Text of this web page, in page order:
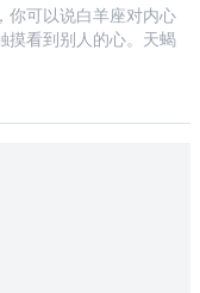
你可以说白羊座对内心
摸看到别人的心。天蝎